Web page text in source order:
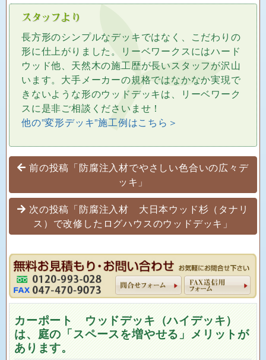
長方形のシンプルなデッキではなく、こだわりの
形に仕上がりました。リーベワークスにはハード
ウッド他、天然木の施工歴が長いスタッフが沢山
います。大手メーカーの規格ではなかなか実現で
きないような形のウッドデッキは、リーベワーク
スに是非ご相談くださいませ！
他の”変形デッキ”施工例はこちら＞
投稿ナビゲーション
前の投稿「防腐注入材でやさしい色合いの広々デ
ッキ」
次の投稿「防腐注入材 大日本ウッド杉（タナリ
ス）で改修したログハウスのウッドデッキ」
カーポート ウッドデッキ（ハイデッキ）
は、庭の「スペースを増やせる」メリットが
あります。